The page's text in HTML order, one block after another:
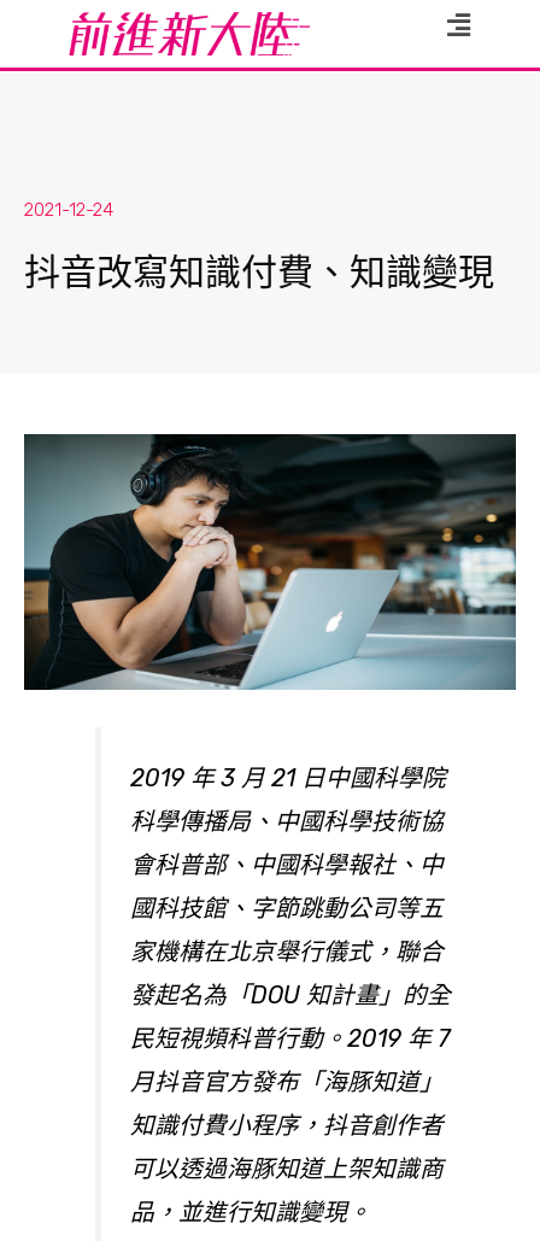
2021-12-24
抖音改寫知識付費、知識變現
2019 年 3 月 21 日中國科學院
科學傳播局、中國科學技術協
會科普部、中國科學報社、中
國科技館、字節跳動公司等五
家機構在北京舉行儀式，聯合
發起名為「DOU 知計畫」的全
民短視頻科普行動。2019 年 7
月抖音官方發布「海豚知道」
知識付費小程序，抖音創作者
可以透過海豚知道上架知識商
品，並進行知識變現。